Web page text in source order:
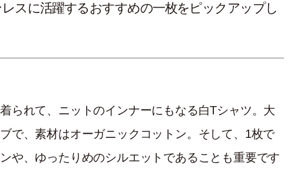
スに活躍するおすすめの一枚をピックアップし
られて、ニットのインナーにもなる白Tシャツ。大
で、素材はオーガニックコットン。そして、1枚で
や、ゆったりめのシルエットであることも重要です